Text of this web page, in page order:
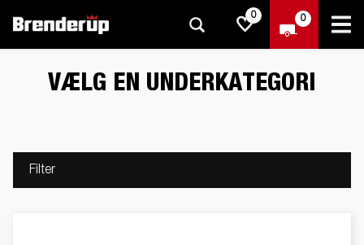
0 0
VÆLG EN UNDERKATEGORI
Filter